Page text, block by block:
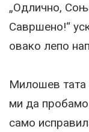
„Одлично,
Савршено!“
овако лепо
Милошев тата
ми да
само